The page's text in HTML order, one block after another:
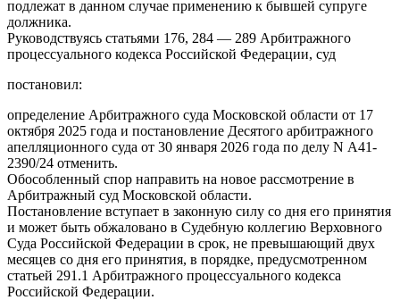
подлежат в данном случае применению к бывшей супруге
должника.
Руководствуясь статьями 176, 284 — 289 Арбитражного
процессуального кодекса Российской Федерации, суд
постановил:
определение Арбитражного суда Московской области от 17
октября 2025 года и постановление Десятого арбитражного
апелляционного суда от 30 января 2026 года по делу N А41-
2390/24 отменить.
Обособленный спор направить на новое рассмотрение в
Арбитражный суд Московской области.
Постановление вступает в законную силу со дня его принятия
и может быть обжаловано в Судебную коллегию Верховного
Суда Российской Федерации в срок, не превышающий двух
месяцев со дня его принятия, в порядке, предусмотренном
статьей 291.1 Арбитражного процессуального кодекса
Российской Федерации.